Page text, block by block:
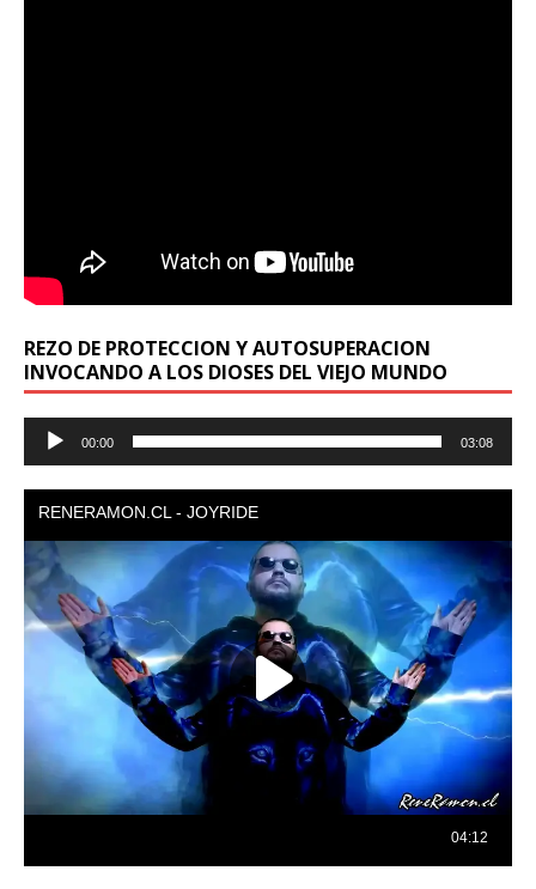
REZO DE PROTECCION Y AUTOSUPERACION
INVOCANDO A LOS DIOSES DEL VIEJO MUNDO
Reproductor
00:00 03:08